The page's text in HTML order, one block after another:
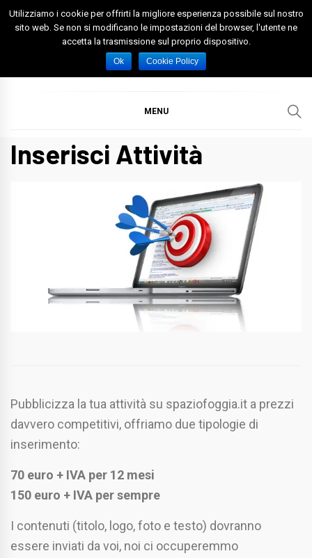
Skip
Spazio Foggia
Foggia News Calcio Eventi e Attività nella Capitanata
MENU
Inserisci Attività
Pubblicizza la tua attività su spaziofoggia.it a prezzi
davvero competitivi, offriamo due tipologie di
inserimento:
70 euro + IVA per 12 mesi
150 euro + IVA per sempre
I contenuti (titolo, logo, foto e testo) dovranno
essere inviati da voi, noi ci occuperemmo
Utilizziamo i cookie per offrirti la migliore esperienza possibile sul nostro
sito web. Se non si modificano le impostazioni del browser, l'utente ne
accetta la trasmissione sul proprio dispositivo.
Ok Cookie Policy